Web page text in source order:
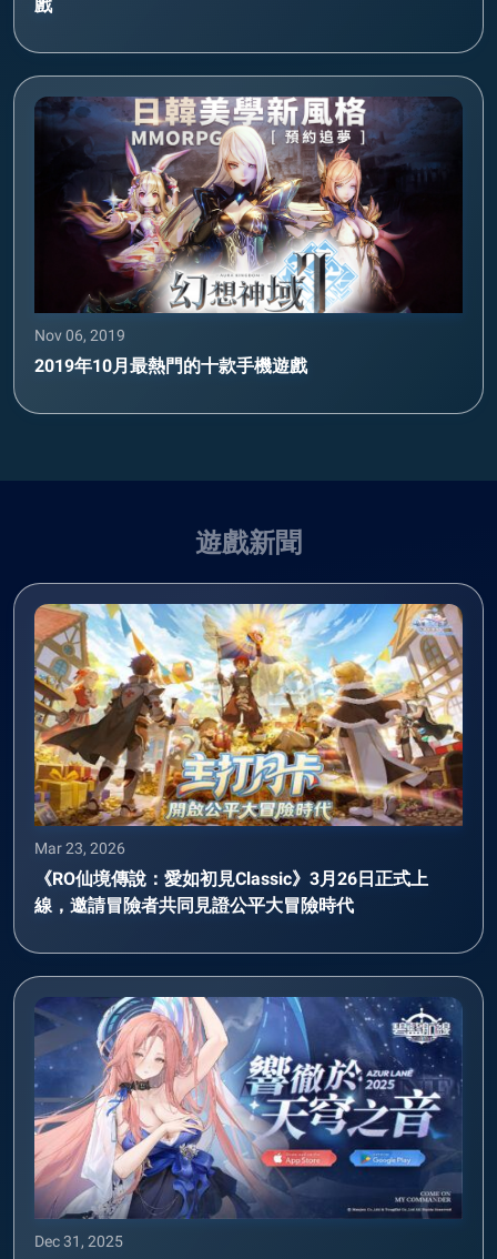
戲
Nov 06, 2019
2019年10月最熱門的十款手機遊戲
遊戲新聞
Mar 23, 2026
《RO仙境傳說：愛如初見Classic》3月26日正式上
線，邀請冒險者共同見證公平大冒險時代
Dec 31, 2025